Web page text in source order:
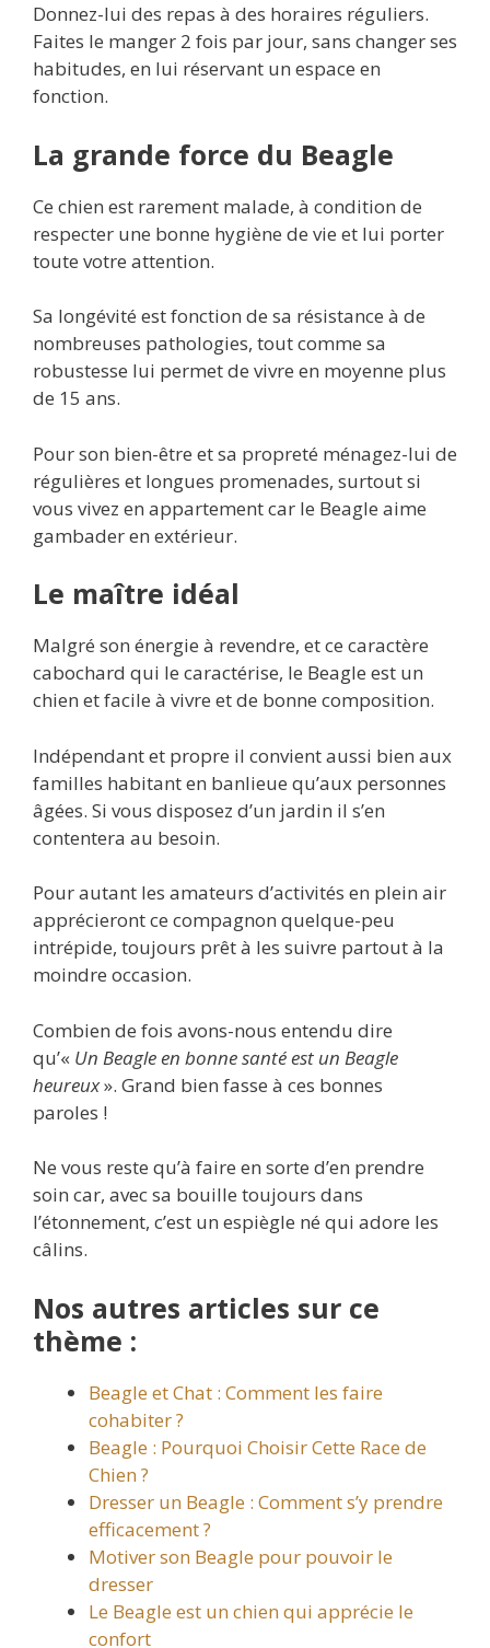
Donnez-lui des repas à des horaires réguliers.
Faites le manger 2 fois par jour, sans changer ses
habitudes, en lui réservant un espace en
fonction.
La grande force du Beagle
Ce chien est rarement malade, à condition de
respecter une bonne hygiène de vie et lui porter
toute votre attention.
Sa longévité est fonction de sa résistance à de
nombreuses pathologies, tout comme sa
robustesse lui permet de vivre en moyenne plus
de 15 ans.
Pour son bien-être et sa propreté ménagez-lui de
régulières et longues promenades, surtout si
vous vivez en appartement car le Beagle aime
gambader en extérieur.
Le maître idéal
Malgré son énergie à revendre, et ce caractère
cabochard qui le caractérise, le Beagle est un
chien et facile à vivre et de bonne composition.
Indépendant et propre il convient aussi bien aux
familles habitant en banlieue qu’aux personnes
âgées. Si vous disposez d’un jardin il s’en
contentera au besoin.
Pour autant les amateurs d’activités en plein air
apprécieront ce compagnon quelque-peu
intrépide, toujours prêt à les suivre partout à la
moindre occasion.
Combien de fois avons-nous entendu dire
qu’« Un Beagle en bonne santé est un Beagle
heureux». Grand bien fasse à ces bonnes
paroles !
Ne vous reste qu’à faire en sorte d’en prendre
soin car, avec sa bouille toujours dans
l’étonnement, c’est un espiègle né qui adore les
câlins.
Nos autres articles sur ce
thème :
Beagle et Chat : Comment les faire
cohabiter ?
Beagle : Pourquoi Choisir Cette Race de
Chien ?
Dresser un Beagle : Comment s’y prendre
efficacement ?
Motiver son Beagle pour pouvoir le
dresser
Le Beagle est un chien qui apprécie le
confort